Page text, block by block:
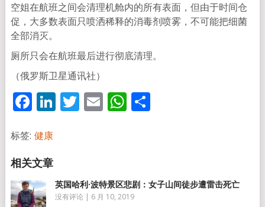
空姐在航班之间会清理机舱内的所有表面，但由于时间仓
促，大多数表面只喷洒稀释的消毒剂喷雾，不可能把细菌
全部消灭。
厕所只会在航班最后进行彻底清理。
（俄罗斯卫星通讯社）
Facebook
LinkedIn
Twitter
EmailWhatsApp
分
标签: 健康
英国哈利·波特景区悲剧：女子山间徒步遭雷击死亡
没有评论 | 6 月 10, 2019